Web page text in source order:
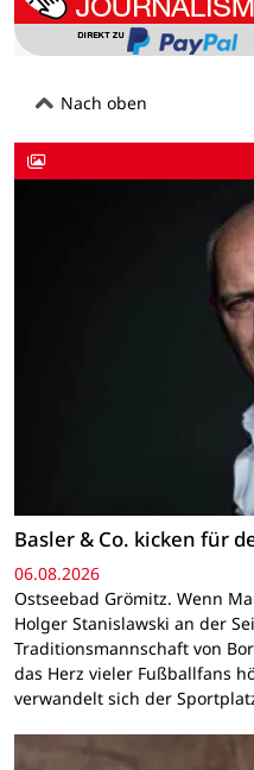
Nach oben
Basler & Co. kicken für
06.08.2026
Ostseebad Grömitz. Wenn
Holger Stanislawski an der
Traditionsmannschaft von
das Herz vieler Fußballfans
verwandelt sich der